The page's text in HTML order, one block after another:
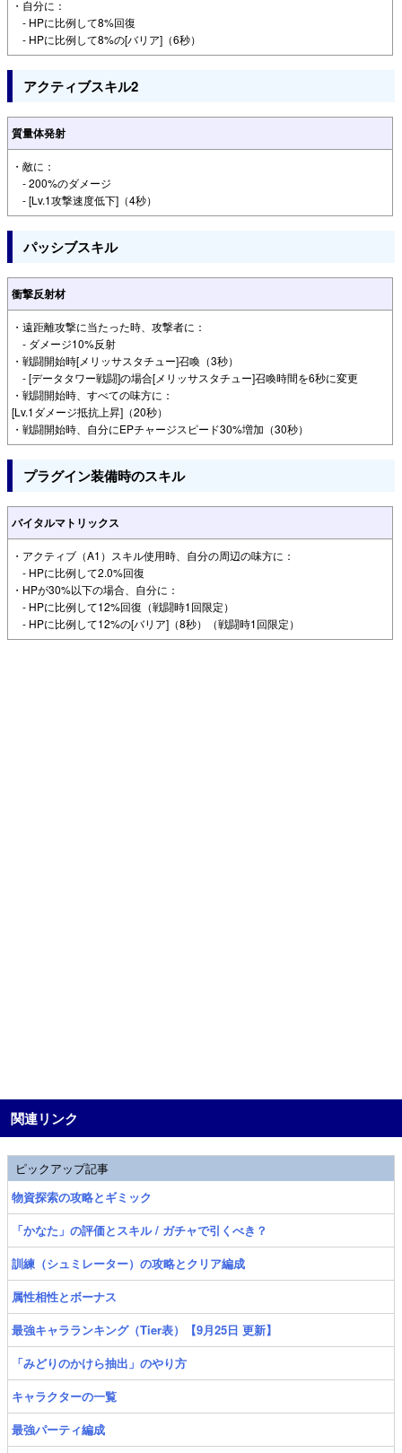
・自分に：
- HPに比例して8%回復
- HPに比例して8%の[バリア]（6秒）
アクティブスキル2
質量体発射
・敵に：
- 200%のダメージ
- [Lv.1攻撃速度低下]（4秒）
パッシブスキル
衝撃反射材
・遠距離攻撃に当たった時、攻撃者に：
- ダメージ10%反射
・戦闘開始時[メリッサスタチュー]召喚（3秒）
- [データタワー戦闘]の場合[メリッサスタチュー]召喚時間を6秒に変更
・戦闘開始時、すべての味方に：
[Lv.1ダメージ抵抗上昇]（20秒）
・戦闘開始時、自分にEPチャージスピード30%増加（30秒）
プラグイン装備時のスキル
バイタルマトリックス
・アクティブ（A1）スキル使用時、自分の周辺の味方に：
- HPに比例して2.0%回復
・HPが30%以下の場合、自分に：
- HPに比例して12%回復（戦闘時1回限定）
- HPに比例して12%の[バリア]（8秒）（戦闘時1回限定）
関連リンク
ピックアップ記事
物資探索の攻略とギミック
「かなた」の評価とスキル / ガチャで引くべき？
訓練（シュミレーター）の攻略とクリア編成
属性相性とボーナス
最強キャラランキング（Tier表）【9月25日 更新】
「みどりのかけら抽出」のやり方
キャラクターの一覧
最強パーティ編成